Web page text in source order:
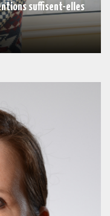
suffisent-elles